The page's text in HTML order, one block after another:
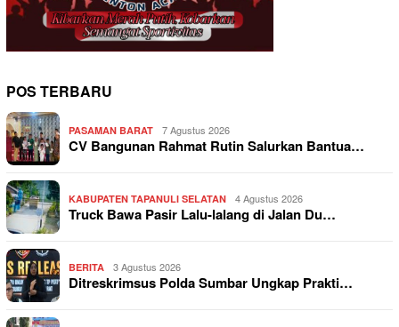
POS TERBARU
PASAMAN BARAT 7 Agustus 2026
CV Bangunan Rahmat Rutin Salurkan Bantua…
KABUPATEN TAPANULI SELATAN 4 Agustus 2026
Truck Bawa Pasir Lalu-lalang di Jalan Du…
BERITA 3 Agustus 2026
Ditreskrimsus Polda Sumbar Ungkap Prakti…